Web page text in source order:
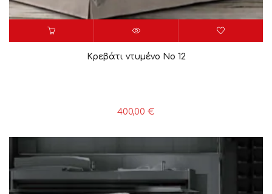
Κρεβάτι ντυμένο Νο 12
400,00 €